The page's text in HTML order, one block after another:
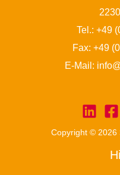
Tel.: +49
Fax: +49
E-Mail:
Copyright © 2026